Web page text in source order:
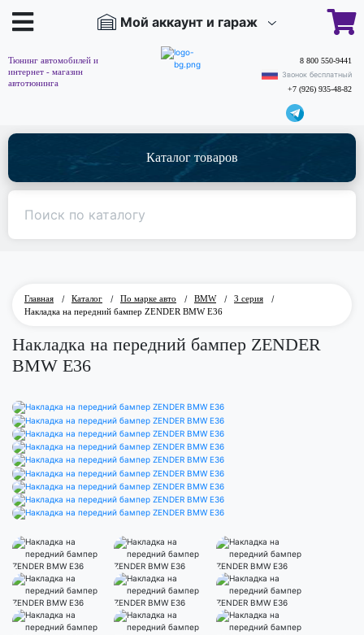
Мой аккаунт и гараж
Тюнинг автомобилей и
интернет - магазин
автотюнинга
8 800 550-9441
Звонок бесплатный
+7 (926) 935-48-82
Каталог товаров
Главная / Каталог / По марке авто / BMW / 3 серия
/
Накладка на передний бампер ZENDER BMW E36
Накладка на передний бампер ZENDER
BMW E36